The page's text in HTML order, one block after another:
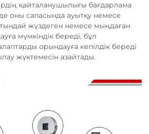
қайталанушылығы бағдарлама
оны сапасында ауытқу немесе
жүздеген немесе мыңдаған
мүмкіндік береді, бұл
орындауға кепілдік береді
жүктемесін азайтады.